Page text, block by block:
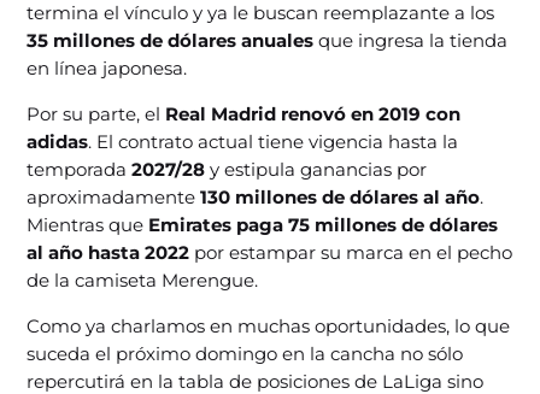
termina el vínculo y ya le buscan reemplazante a los
35 millones de dólares anuales que ingresa la tienda
en línea japonesa.
Por su parte, el Real Madrid renovó en 2019 con
adidas. El contrato actual tiene vigencia hasta la
temporada2027/28 y estipula ganancias por
aproximadamente130 millones de dólares al año.
Mientras que Emirates paga 75 millones de dólares
al año hasta 2022 por estampar su marca en el pecho
de la camiseta Merengue.
Como ya charlamos en muchas oportunidades, lo que
suceda el próximo domingo en la cancha no sólo
repercutirá en la tabla de posiciones de LaLiga sino